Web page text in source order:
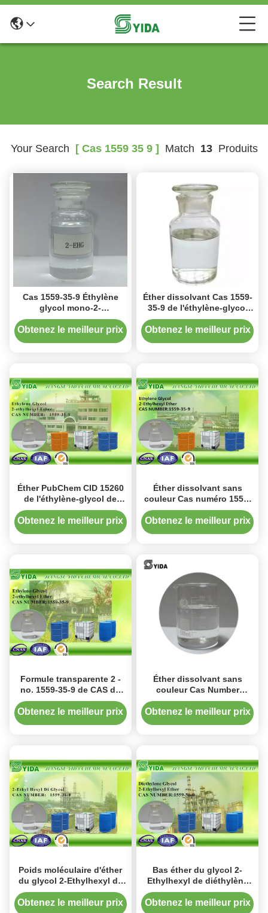
Search Result
Your Search [ Cas 1559 35 9 ] Match 13Produits
Cas 1559-35-9 Éthylène
glycol mono-2-
éthylhexyléther Solvant à
haute ébullition
Obtenez le meilleur prix
Éther dissolvant Cas 1559-
35-9 de l'éthylène-glycol
d'EGEHE 2-Ethylhexyl
Obtenez le meilleur prix
Éther PubChem CID 15260
de l'éthylène-glycol de
CAS NO.1559-35-9 Mono-2-
Ethylhexyl
Obtenez le meilleur prix
Éther dissolvant sans
couleur Cas numéro 1559-
35-9 de l'éthylène-glycol 2-
Ethylhexyl
Obtenez le meilleur prix
Formule transparente 2 -
no. 1559-35-9 de CAS de
l'éthanol (2-Ethylhexyloxy)
Obtenez le meilleur prix
Éther dissolvant sans
couleur Cas Number
transparent 1559-35-9 de
l'éthylène-glycol 2-
Obtenez le meilleur prix
Poids moléculaire d'éther
du glycol 2-Ethylhexyl de
diéthylène de Cas 1559-36-
0 218,34 G/mole
Obtenez le meilleur prix
Bas éther du glycol 2-
Ethylhexyl de diéthylène
d'acidité avec Cas numéro
1559-36-0
Obtenez le meilleur prix